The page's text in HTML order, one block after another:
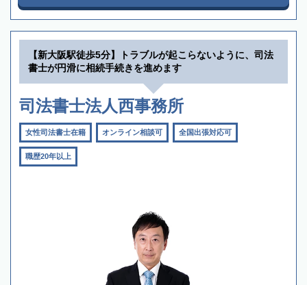
【新大阪駅徒歩5分】トラブルが起こらないように、司法
書士が円滑に相続手続きを進めます
司法書士法人西事務所
女性司法書士在籍 オンライン相談可 全国出張対応可
職歴20年以上